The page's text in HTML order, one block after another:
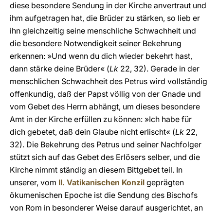
diese besondere Sendung in der Kirche anvertraut und
ihm aufgetragen hat, die Brüder zu stärken, so lieb er
ihn gleichzeitig seine menschliche Schwachheit und
die besondere Notwendigkeit seiner Bekehrung
erkennen: »Und wenn du dich wieder bekehrt hast,
dann stärke deine Brüder« (Lk 22, 32). Gerade in der
menschlichen Schwachheit des Petrus wird vollständig
offenkundig, daß der Papst völlig von der Gnade und
vom Gebet des Herrn abhängt, um dieses besondere
Amt in der Kirche erfüllen zu können: »Ich habe für
dich gebetet, daß dein Glaube nicht erlischt« (Lk 22,
32). Die Bekehrung des Petrus und seiner Nachfolger
stützt sich auf das Gebet des Erlösers selber, und die
Kirche nimmt ständig an diesem Bittgebet teil. In
unserer, vom II. Vatikanischen Konzil geprägten
ökumenischen Epoche ist die Sendung des Bischofs
von Rom in besonderer Weise darauf ausgerichtet, an